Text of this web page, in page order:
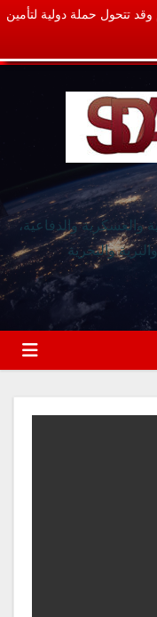
وقد تتحول حملة دولية لتأمين
والدفاعية،
والبحرية